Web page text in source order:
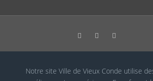
Notre site Ville de Vieux Conde utilise